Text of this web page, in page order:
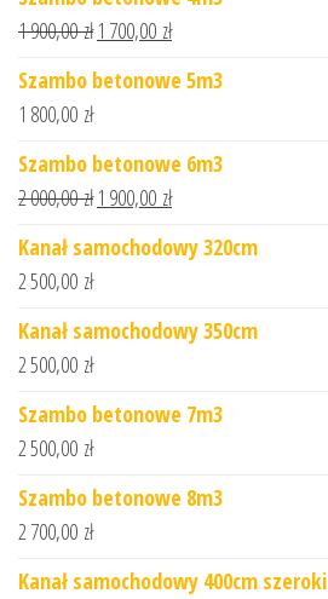
1 900,00zł 1 700,00 zł
Szambo betonowe 5m3
1 800,00 zł
Szambo betonowe 6m3
2 000,00zł 1 900,00 zł
Kanał samochodowy 320cm
2 500,00 zł
Kanał samochodowy 350cm
2 500,00 zł
Szambo betonowe 7m3
2 500,00 zł
Szambo betonowe 8m3
2 700,00 zł
Kanał samochodowy 400cm szeroki